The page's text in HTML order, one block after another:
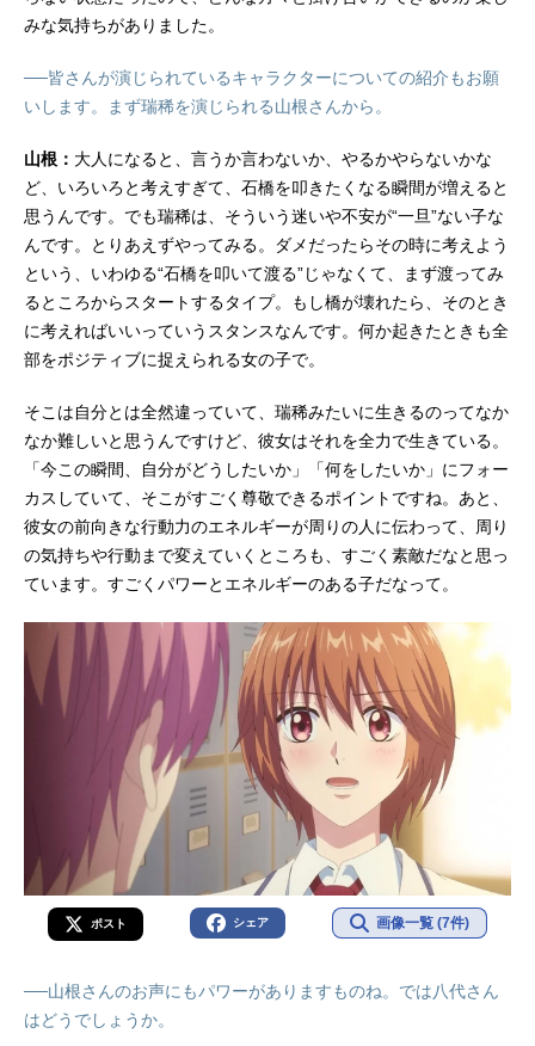
みな気持ちがありました。
──皆さんが演じられているキャラクターについての紹介もお願
いします。まず瑞稀を演じられる山根さんから。
山根： 大人になると、言うか言わないか、やるかやらないかな
ど、いろいろと考えすぎて、石橋を叩きたくなる瞬間が増えると
思うんです。でも瑞稀は、そういう迷いや不安が“一旦”ない子な
んです。とりあえずやってみる。ダメだったらその時に考えよう
という、いわゆる“石橋を叩いて渡る”じゃなくて、まず渡ってみ
るところからスタートするタイプ。もし橋が壊れたら、そのとき
に考えればいいっていうスタンスなんです。何か起きたときも全
部をポジティブに捉えられる女の子で。
そこは自分とは全然違っていて、瑞稀みたいに生きるのってなか
なか難しいと思うんですけど、彼女はそれを全力で生きている。
「今この瞬間、自分がどうしたいか」「何をしたいか」にフォー
カスしていて、そこがすごく尊敬できるポイントですね。あと、
彼女の前向きな行動力のエネルギーが周りの人に伝わって、周り
の気持ちや行動まで変えていくところも、すごく素敵だなと思っ
ています。すごくパワーとエネルギーのある子だなって。
ポスト シェア 画像一覧 (7件)
──山根さんのお声にもパワーがありますものね。では八代さん
はどうでしょうか。